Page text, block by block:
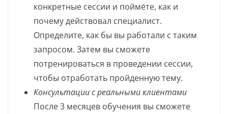
конкретные сессии и поймёте, как и
почему действовал специалист.
Определите, как бы вы работали с таким
запросом. Затем вы сможете
потренироваться в проведении сессии,
чтобы отработать пройденную тему.
Консультации с реальными клиентами
После 3 месяцев обучения вы сможете